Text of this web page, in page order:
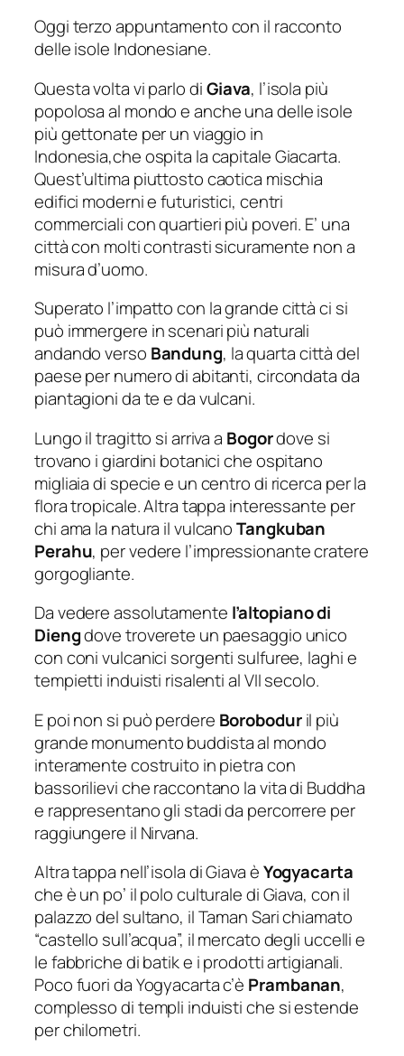
Oggi terzo appuntamento con il racconto
delle isole Indonesiane.
Questa volta vi parlo diGiava, l’isola più
popolosa al mondo e anche una delle isole
più gettonate per un viaggio in
Indonesia,che ospita la capitale Giacarta.
Quest’ultima piuttosto caotica mischia
edifici moderni e futuristici, centri
commerciali con quartieri più poveri. E’ una
città con molti contrasti sicuramente non a
misura d’uomo.
Superato l’impatto con la grande città ci si
può immergere in scenari più naturali
andando verso Bandung, la quarta città del
paese per numero di abitanti, circondata da
piantagioni da te e da vulcani.
Lungo il tragitto si arriva a Bogordove si
trovano i giardini botanici che ospitano
migliaia di specie e un centro di ricerca per la
flora tropicale. Altra tappa interessante per
chi ama la natura il vulcanoTangkuban
Perahu, per vedere l’impressionante cratere
gorgogliante.
Da vedere assolutamente l’altopiano di
Diengdove troverete un paesaggio unico
con coni vulcanici sorgenti sulfuree, laghi e
tempietti induisti risalenti al VII secolo.
E poi non si può perdere Boroboduril più
grande monumento buddista al mondo
interamente costruito in pietra con
bassorilievi che raccontano la vita di Buddha
e rappresentano gli stadi da percorrere per
raggiungere il Nirvana.
Altra tappa nell’isola di Giava èYogyacarta
che è un po’ il polo culturale di Giava, con il
palazzo del sultano, il Taman Sari chiamato
“castello sull’acqua”, il mercato degli uccelli e
le fabbriche di batik e i prodotti artigianali.
Poco fuori da Yogyacarta c’è Prambanan,
complesso di templi induisti che si estende
per chilometri.